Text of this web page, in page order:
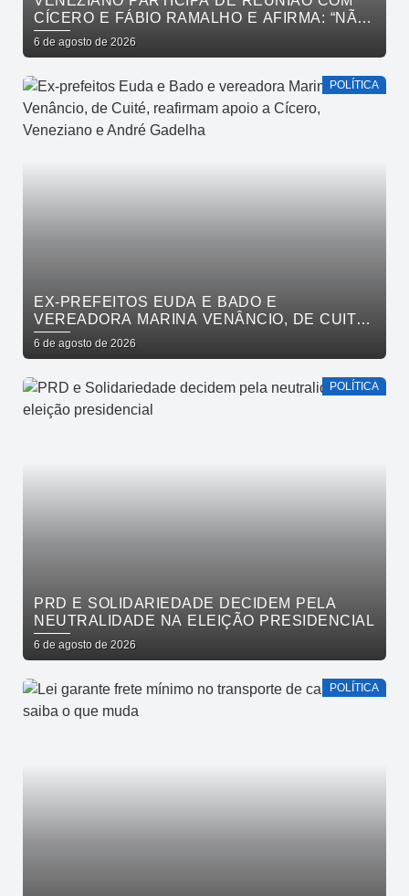
CÍCERO E FÁBIO RAMALHO E AFIRMA: “NÃO
ESTAMOS COMPRANDO CONSCIÊNCIAS,
MAS MOSTRANDO TRABALHO
6 de agosto de 2026
POLÍTICA
EX-PREFEITOS EUDA E BADO E
VEREADORA MARINA VENÂNCIO, DE CUITÉ,
REAFIRMAM APOIO A CÍCERO, VENEZIANO E
ANDRÉ GADELHA
6 de agosto de 2026
POLÍTICA
PRD E SOLIDARIEDADE DECIDEM PELA
NEUTRALIDADE NA ELEIÇÃO PRESIDENCIAL
6 de agosto de 2026
POLÍTICA